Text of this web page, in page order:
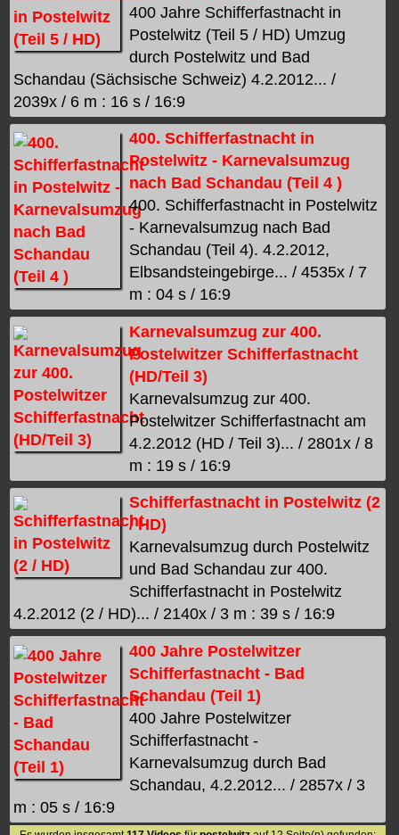
400 Jahre Schifferfastnacht in
Postelwitz (Teil 5 / HD) Umzug
durch Postelwitz und Bad
Schandau (Sächsische Schweiz) 4.2.2012... /
2039x / 6 m : 16 s / 16:9
400. Schifferfastnacht in
Postelwitz - Karnevalsumzug
nach Bad Schandau (Teil 4 )
400. Schifferfastnacht in Postelwitz
- Karnevalsumzug nach Bad
Schandau (Teil 4). 4.2.2012,
Elbsandsteingebirge... / 4535x / 7
m : 04 s / 16:9
Karnevalsumzug zur 400.
Postelwitzer Schifferfastnacht
(HD/Teil 3)
Karnevalsumzug zur 400.
Postelwitzer Schifferfastnacht am
4.2.2012 (HD / Teil 3)... / 2801x / 8
m : 19 s / 16:9
Schifferfastnacht in Postelwitz (2
/ HD)
Karnevalsumzug durch Postelwitz
und Bad Schandau zur 400.
Schifferfastnacht in Postelwitz
4.2.2012 (2 / HD)... / 2140x / 3 m : 39 s / 16:9
400 Jahre Postelwitzer
Schifferfastnacht - Bad
Schandau (Teil 1)
400 Jahre Postelwitzer
Schifferfastnacht -
Karnevalsumzug durch Bad
Schandau, 4.2.2012... / 2857x / 3
m : 05 s / 16:9